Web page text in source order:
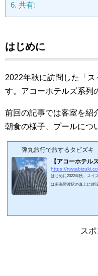
6. 共有:
はじめに
2022年秋に訪問した「
す。アコーホテルズ系列
前回の記事では客室を紹
朝食の様子、プールにつ
弾丸旅行で旅するタビズキ
【アコーホテル
https://
はじめに2022年秋、スイ
は南海難波駅の真上に建
ないですが徐々に増えて
ス